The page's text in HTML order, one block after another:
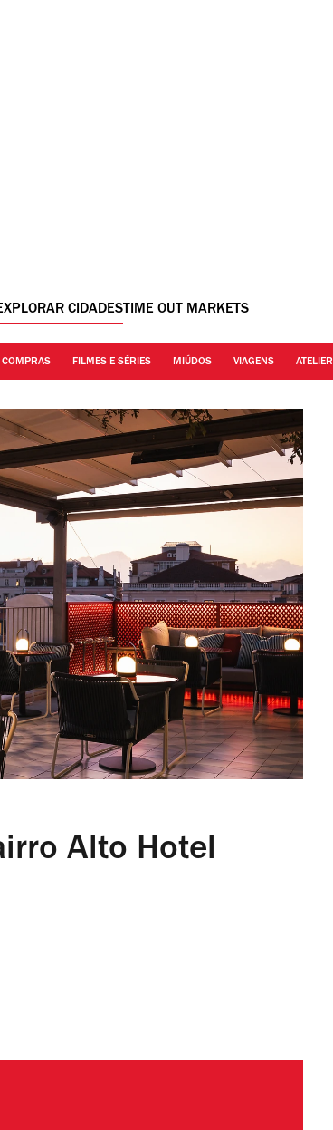
CIDADESTIME OUT MARKETS
COMPRAS FILMES E SÉRIES MIÚDOS VIAGENS ATELIER
Alto Hotel